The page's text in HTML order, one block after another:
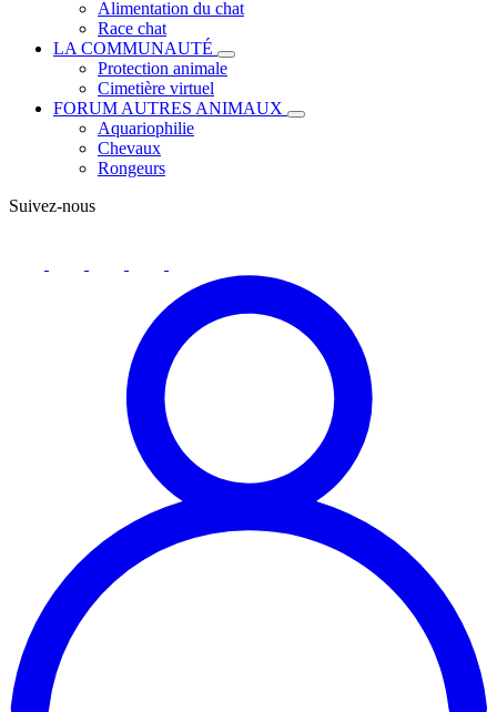
Alimentation du chat
Race chat
LA COMMUNAUTÉ
Protection animale
Cimetière virtuel
FORUM AUTRES ANIMAUX
Aquariophilie
Chevaux
Rongeurs
Suivez-nous